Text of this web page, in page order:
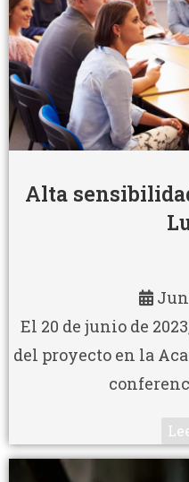
Alta
El 20 de junio de
del proyecto en la